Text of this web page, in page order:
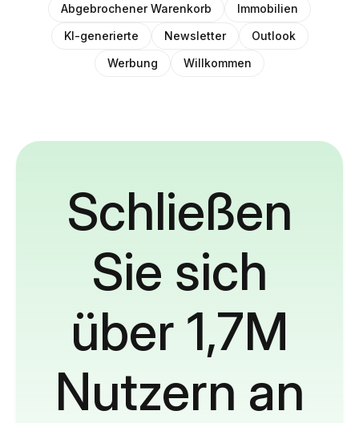
Abgebrochener Warenkorb
Immobilien
KI-generierte
Newsletter
Outlook
Werbung
Willkommen
Schließen
Sie sich
über 1,7M
Nutzern an